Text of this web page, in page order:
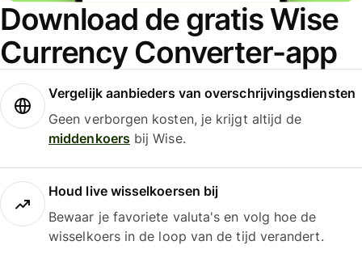
Download de gratis Wise
Currency Converter-app
Vergelijk aanbieders van overschrijvingsdiensten
Geen verborgen kosten, je krijgt altijd de
middenkoersbij Wise.
Houd live wisselkoersen bij
Bewaar je favoriete valuta's en volg hoe de
wisselkoers in de loop van de tijd verandert.